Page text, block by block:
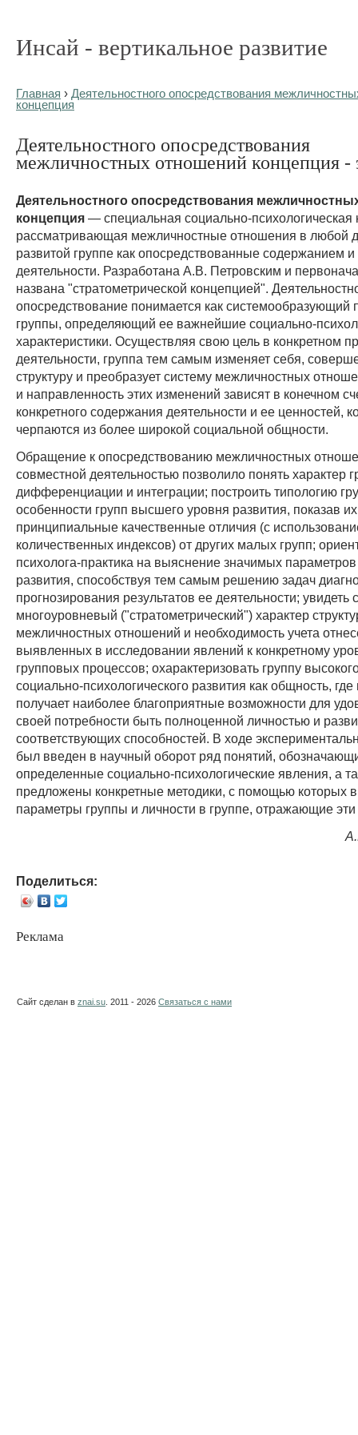
Инсай - вертикальное развитие
Главная › Деятельностного опосредствования
концепция
Деятельностного опосредствования
межличностных отношений концепция -
Деятельностного опосредствования
концепция — специальная социально-психологическая
рассматривающая межличностные отношения в любой
развитой группе как опосредствованные содержанием
деятельности. Разработана А.В. Петровским и
названа "стратометрической концепцией".
опосредствование понимается как системообразующий
группы, определяющий ее важнейшие социально-
характеристики. Осуществляя свою цель в конкретном
деятельности, группа тем самым изменяет себя,
структуру и преобразует систему межличностных
и направленность этих изменений зависят в конечном
конкретного содержания деятельности и ее ценностей,
черпаются из более широкой социальной общности.
Обращение к опосредствованию межличностных
совместной деятельностью позволило понять характер
дифференциации и интеграции; построить типологию
особенности групп высшего уровня развития, показав их
принципиальные качественные отличия (с
количественных индексов) от других малых групп;
психолога-практика на выяснение значимых параметров
развития, способствуя тем самым решению задач
прогнозирования результатов ее деятельности; увидеть
многоуровневый ("стратометрический") характер
межличностных отношений и необходимость учета
выявленных в исследовании явлений к конкретному
групповых процессов; охарактеризовать группу
социально-психологического развития как общность,
получает наиболее благоприятные возможности для
своей потребности быть полноценной личностью и
соответствующих способностей. В ходе
был введен в научный оборот ряд понятий,
определенные социально-психологические явления, а
предложены конкретные методики, с помощью которых
параметры группы и личности в группе, отражающие
Поделиться:
Реклама
Сайт сделан в znai.su . 2011 - 2026 Связаться с нами